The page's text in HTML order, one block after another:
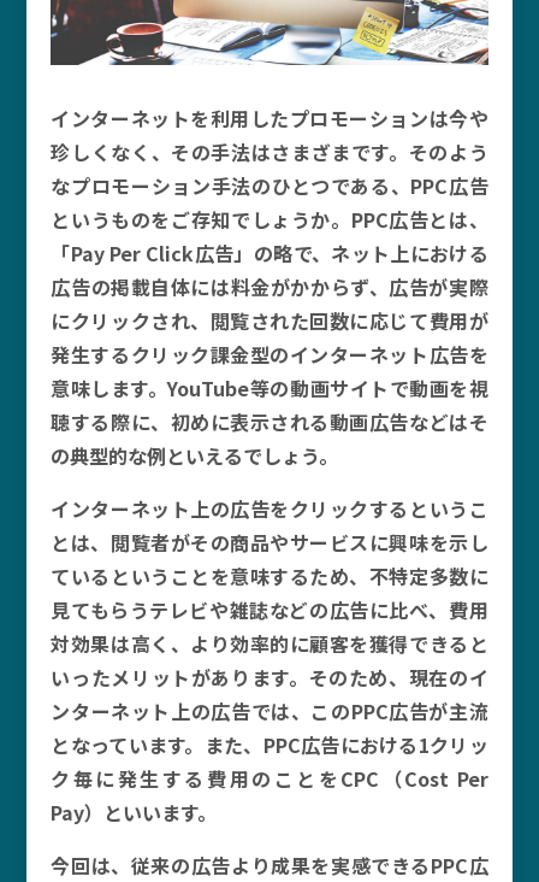
インターネットを利用したプロモーションは今や
珍しくなく、その手法はさまざまです。そのよう
なプロモーション手法のひとつである、PPC広告
というものをご存知でしょうか。PPC広告とは、
「Pay Per Click広告」の略で、ネット上における
広告の掲載自体には料金がかからず、広告が実際
にクリックされ、閲覧された回数に応じて費用が
発生するクリック課金型のインターネット広告を
意味します。YouTube等の動画サイトで動画を視
聴する際に、初めに表示される動画広告などはそ
の典型的な例といえるでしょう。
インターネット上の広告をクリックするというこ
とは、閲覧者がその商品やサービスに興味を示し
ているということを意味するため、不特定多数に
見てもらうテレビや雑誌などの広告に比べ、費用
対効果は高く、より効率的に顧客を獲得できると
いったメリットがあります。そのため、現在のイ
ンターネット上の広告では、このPPC広告が主流
となっています。また、PPC広告における1クリッ
ク毎に発生する費用のことをCPC（Cost Per
Pay）といいます。
今回は、従来の広告より成果を実感できるPPC広